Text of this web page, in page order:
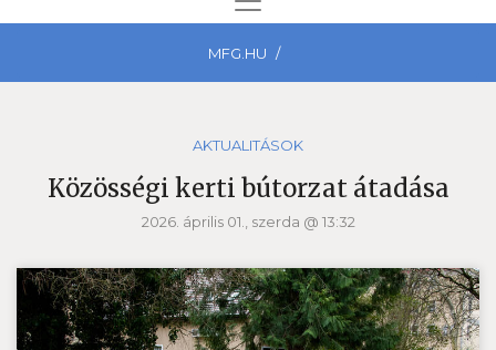
MFG.HU
AKTUALITÁSOK
Közösségi kerti bútorzat átadása
2026. április 01., szerda @ 13:32